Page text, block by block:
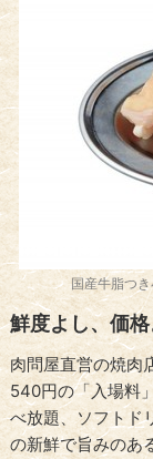
国産牛脂つ
鮮度よし、価
肉問屋直営の焼肉
540円の「入場料
べ放題、ソフトド
の新鮮で旨みのあ